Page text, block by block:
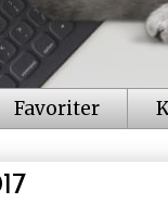
Favoriter